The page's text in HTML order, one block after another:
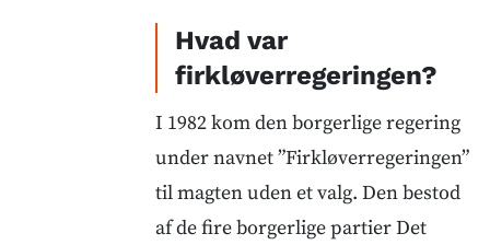
Hvad var
firkløverregeringen?
I 1982 kom den borgerlige regering
under navnet ”Firkløverregeringen”
til magten uden et valg. Den bestod
af de fire borgerlige partier Det